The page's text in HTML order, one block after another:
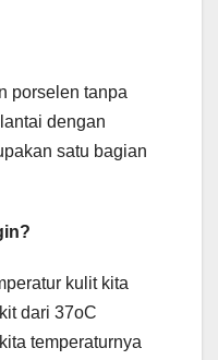
porselen tanpa
dengan
satu bagian
kulit kita
dari 37oC
temperaturnya